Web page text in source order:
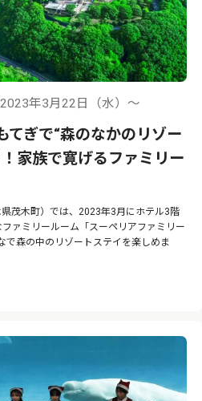
2023年3月22日（水）〜
てぎで“森のなかのリゾー
家族で寛げるファミリー
茂木町）では、2023年3月にホテル3階
ァミリールーム「スーペリアファミリー
で森の中のリゾートステイを楽しめま